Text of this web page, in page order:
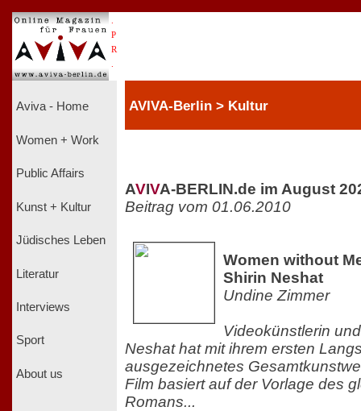
P
R
Aviva - Home
Women + Work
Public Affairs
Kunst + Kultur
Jüdisches Leben
Literatur
Interviews
Sport
About us
AVIVA-Berlin > Kultur
AVIVA-BERLIN.de im August
Beitrag vom 01.06.2010
Women without
Shirin Neshat
Undine Zimmer
Videokünstlerin
Neshat hat mit ihrem ersten
ausgezeichnetes
Film basiert auf der Vorlage des
Romans...